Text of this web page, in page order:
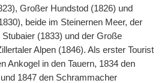
Großer Hundstod (1826) und
beide im Steinernen Meer, der
Stubaier (1833) und der Große
Alpen (1846). Als erster Tourist
Ankogel in den Tauern, 1834 den
1847 den Schrammacher